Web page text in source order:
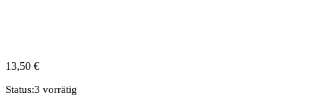
13,50 €
Status:3 vorrätig